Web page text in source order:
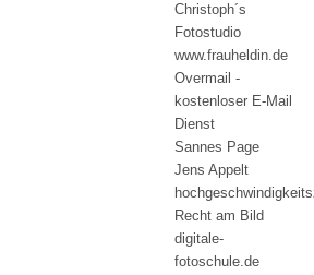
Christoph´s
Fotostudio
www.frauheldin.de
Overmail -
kostenloser E-Mail
Dienst
Sannes Page
Jens Appelt
Recht am Bild
digitale-
fotoschule.de